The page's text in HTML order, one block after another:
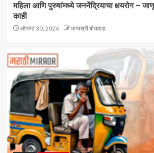
महिला आणि पुरुषांमध्ये जननेंद्रियाचा क्षयरोग –
काही
ऑगस्ट 30, 2024 भाग्यश्री बोयवाड